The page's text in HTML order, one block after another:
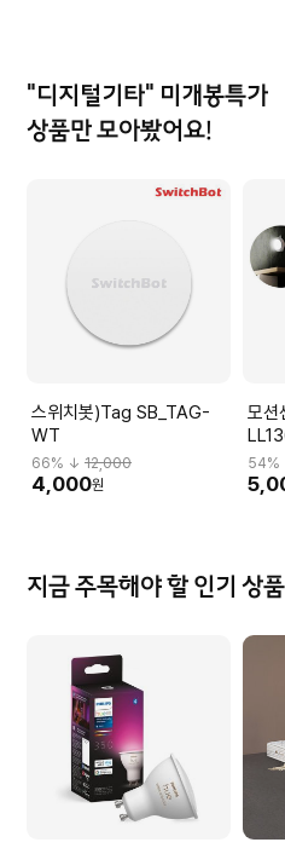
"디지털기타" 미개봉특가
상품만 모아봤어요!
스위치봇)Tag SB_TAG-
WT
66% ↓ 12,000
4,000원
모션
54
지금 주목해야 할 인기 상